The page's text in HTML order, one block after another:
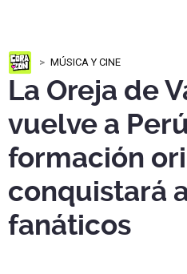
MÚSICA Y CINE
La Oreja de
vuelve a
formación
conquistará
fanáticos